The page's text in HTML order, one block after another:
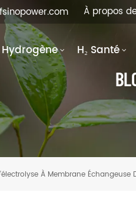
À propos
Hydrogène H₂ Santé
À Membrane Échangeuse